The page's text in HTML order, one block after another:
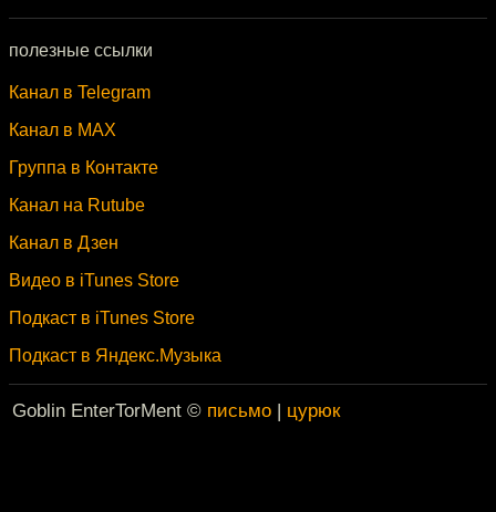
полезные ссылки
Канал в Telegram
Канал в MAX
Группа в Контакте
Канал на Rutube
Канал в Дзен
Видео в iTunes Store
Подкаст в iTunes Store
Подкаст в Яндекс.Музыка
Goblin EnterTorMent © письмо | цурюк